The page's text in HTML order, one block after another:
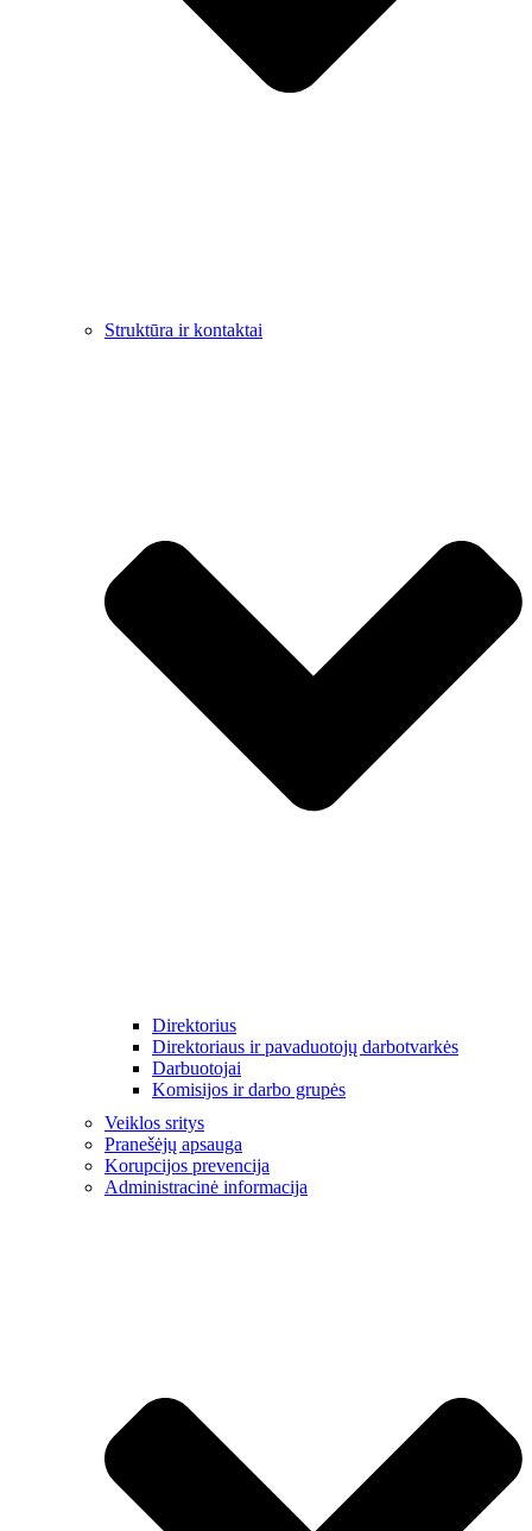
Struktūra ir kontaktai
Direktorius
Direktoriaus ir pavaduotojų darbotvarkės
Darbuotojai
Komisijos ir darbo grupės
Veiklos sritys
Pranešėjų apsauga
Korupcijos prevencija
Administracinė informacija